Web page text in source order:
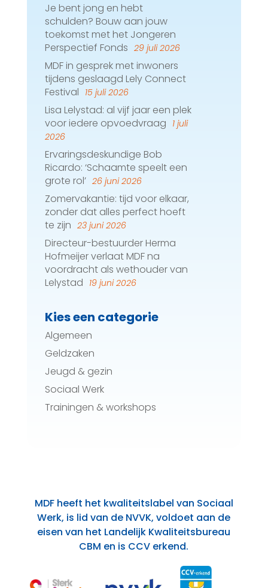
Je bent jong en hebt
schulden? Bouw aan jouw
toekomst met het Jongeren
Perspectief Fonds 29 juli 2026
MDF in gesprek met inwoners
tijdens geslaagd Lely Connect
Festival 15 juli 2026
Lisa Lelystad: al vijf jaar een plek
voor iedere opvoedvraag 1 juli
2026
Ervaringsdeskundige Bob
Ricardo: ‘Schaamte speelt een
grote rol’ 26 juni 2026
Zomervakantie: tijd voor elkaar,
zonder dat alles perfect hoeft
te zijn 23 juni 2026
Directeur-bestuurder Herma
Hofmeijer verlaat MDF na
voordracht als wethouder van
Lelystad 19 juni 2026
Kies een categorie
Algemeen
Geldzaken
Jeugd & gezin
Sociaal Werk
Trainingen & workshops
MDF heeft het kwaliteitslabel van Sociaal
Werk, is lid van de NVVK, voldoet aan de
eisen van het Landelijk Kwaliteitsbureau
CBM en is CCV erkend.